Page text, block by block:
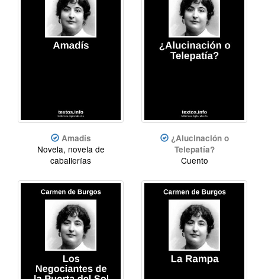
Amadís
Novela, novela de
caballerías
¿Alucinación o
Telepatía?
Cuento